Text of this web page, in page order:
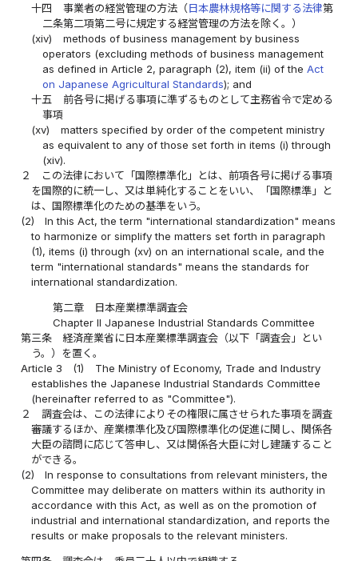
十四
事業者の経営管理の方法（日本農林規格等に関する法律第
二条第二項第二号に規定する経営管理の方法を除く。）
(xiv)
methods of business management by business
operators (excluding methods of business management
as defined in Article 2, paragraph (2), item (ii) of the Act
on Japanese Agricultural Standards); and
十五
前各号に掲げる事項に準ずるものとして主務省令で定める
事項
(xv)
matters specified by order of the competent ministry
as equivalent to any of those set forth in items (i) through
(xiv).
２
この法律において「国際標準化」とは、前項各号に掲げる事項
を国際的に統一し、又は単純化することをいい、「国際標準」と
は、国際標準化のための基準をいう。
(2)
In this Act, the term "international standardization" means
to harmonize or simplify the matters set forth in paragraph
(1), items (i) through (xv) on an international scale, and the
term "international standards" means the standards for
international standardization.
第二章 日本産業標準調査会
Chapter II Japanese Industrial Standards Committee
第三条
経済産業省に日本産業標準調査会（以下「調査会」とい
う。）を置く。
Article 3
(1)
The Ministry of Economy, Trade and Industry
establishes the Japanese Industrial Standards Committee
(hereinafter referred to as "Committee").
２
調査会は、この法律によりその権限に属させられた事項を調査
審議するほか、産業標準化及び国際標準化の促進に関し、関係各
大臣の諮問に応じて答申し、又は関係各大臣に対し建議すること
ができる。
(2)
In response to consultations from relevant ministers, the
Committee may deliberate on matters within its authority in
accordance with this Act, as well as on the promotion of
industrial and international standardization, and reports the
results or make proposals to the relevant ministers.